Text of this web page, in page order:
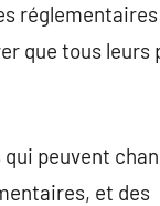
que tous leurs
peuvent
et des